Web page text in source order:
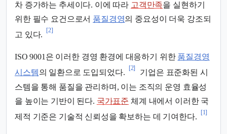
차 증가하는 추세이다. 이에 따라 고객만족을 실현하기
위한 필수 요건으로서 품질경영의 중요성이 더욱 강조되
고 있다.
[2]
ISO 9001은 이러한 경영 환경에 대응하기 위한 품질경영
시스템의 일환으로 도입되었다.
[2]
기업은 표준화된 시
스템을 통해 품질을 관리하며, 이는 조직의 운영 효율성
을 높이는 기반이 된다. 국가표준 체계 내에서 이러한 국
제적 기준은 기술적 신뢰성을 확보하는 데 기여한다.
[1]